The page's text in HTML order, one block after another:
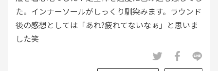
た。インナーソールがしっくり馴染みます。ラウンド
後の感想としては「あれ?疲れてないなぁ」と思いま
した笑